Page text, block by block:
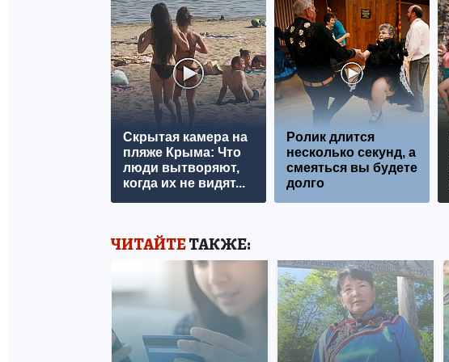
Скрытая камера на
пляже Крыма: Что
люди вытворяют,
когда их не видят...
Ролик длится
несколько секунд, а
смеяться вы будете
долго
ЧИТАЙТЕТАКЖЕ: